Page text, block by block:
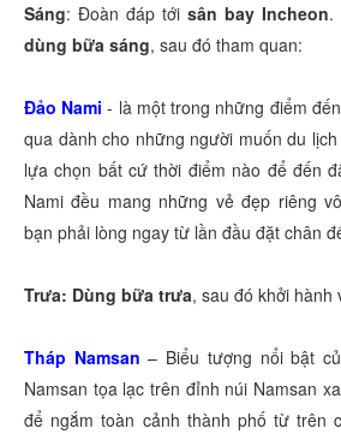
Sáng: Đoàn đáp tới sân bay Incheon.
dùng bữa sáng, sau đó tham quan:
Đảo Nami- là một trong những điểm
qua dành cho những người muốn du
lựa chọn bất cứ thời điểm nào để đến
Nami đều mang những vẻ đẹp riêng
bạn phải lòng ngay từ lần đầu đặt chân
Trưa: Dùng bữa trưa, sau đó khởi hành
Tháp Namsan – Biểu tượng nổi bật
Namsan tọa lạc trên đỉnh núi Namsan
để ngắm toàn cảnh thành phố từ trên